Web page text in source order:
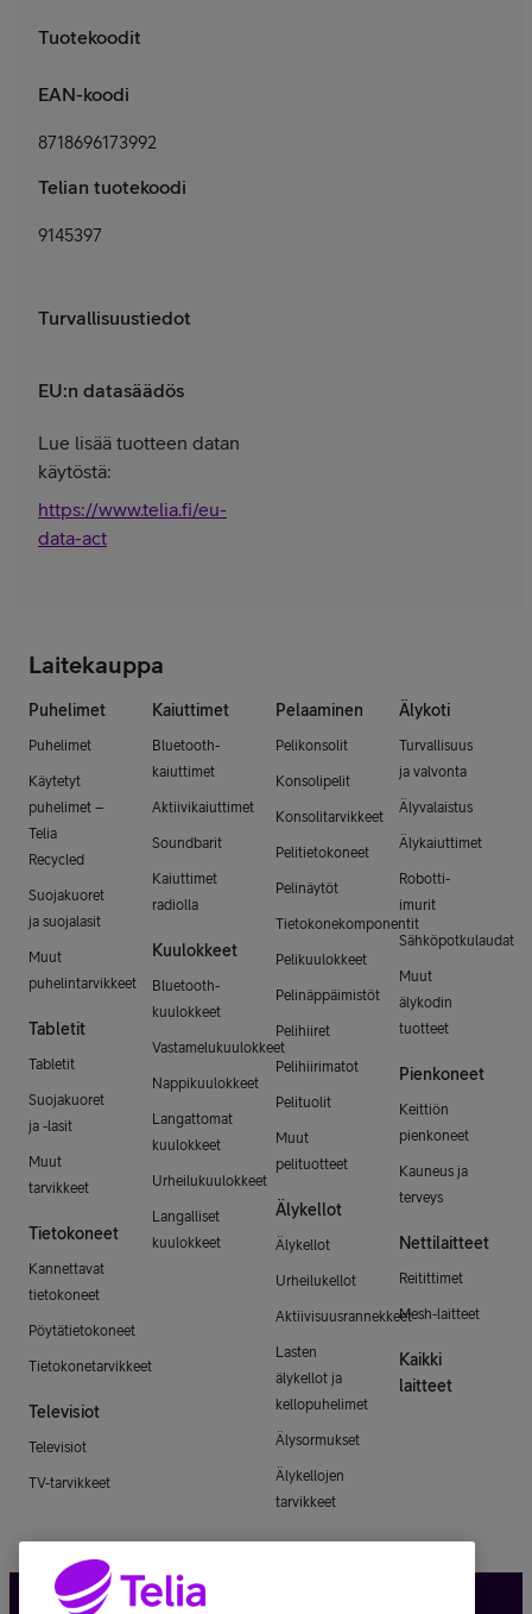
Tuotekoodit
EAN-koodi
8718696173992
Telian tuotekoodi
9145397
Turvallisuustiedot
EU:n datasäädös
Lue lisää tuotteen datan
käytöstä:
https://www.telia.fi/eu-
data-act
Laitekauppa
Puhelimet
Puhelimet
Käytetyt
puhelimet –
Telia
Recycled
Suojakuoret
ja suojalasit
Muut
puhelintarvikkeet
Tabletit
Tabletit
Suojakuoret
ja -lasit
Muut
tarvikkeet
Tietokoneet
Kannettavat
tietokoneet
Pöytätietokoneet
Tietokonetarvikkeet
Televisiot
Televisiot
TV-tarvikkeet
Kaiuttimet
Bluetooth-
kaiuttimet
Aktiivikaiuttimet
Soundbarit
Kaiuttimet
radiolla
Kuulokkeet
Bluetooth-
kuulokkeet
Vastamelukuulokkeet
Nappikuulokkeet
Langattomat
kuulokkeet
Urheilukuulokkeet
Langalliset
kuulokkeet
Pelaaminen
Pelikonsolit
Konsolipelit
Konsolitarvikkeet
Pelitietokoneet
Pelinäytöt
Tietokonekomponentit
Pelikuulokkeet
Pelinäppäimistöt
Pelihiiret
Pelihiirimatot
Pelituolit
Muut
pelituotteet
Älykellot
Älykellot
Urheilukellot
Aktiivisuusrannekkeet
Lasten
älykellot ja
kellopuhelimet
Älysormukset
Älykellojen
tarvikkeet
Älykoti
Turvallisuus
ja valvonta
Älyvalaistus
Älykaiuttimet
Robotti-
imurit
Sähköpotkulaudat
Muut
älykodin
tuotteet
Pienkoneet
Keittiön
pienkoneet
Kauneus ja
terveys
Nettilaitteet
Reitittimet
Mesh-laitteet
Kaikki
laitteet